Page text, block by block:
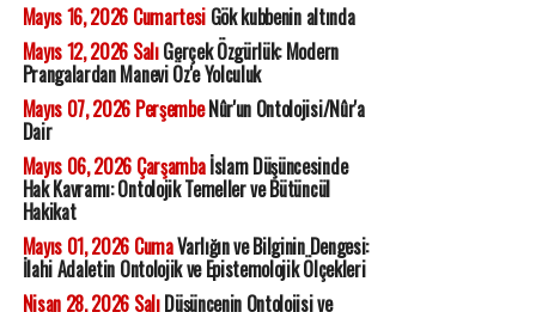
Mayıs 16, 2026 CumartesiGök kubbenin altında
Mayıs 12, 2026 SalıGerçek Özgürlük: Modern
Prangalardan Manevi Öz'e Yolculuk
Mayıs 07, 2026 PerşembeNûr'un Ontolojisi/Nûr'a
Dair
Mayıs 06, 2026 Çarşambaİslam Düşüncesinde
Hak Kavramı: Ontolojik Temeller ve Bütüncül
Hakikat
Mayıs 01, 2026 CumaVarlığın ve Bilginin Dengesi:
İlahi Adaletin Ontolojik ve Epistemolojik Ölçekleri
Nisan 28, 2026 SalıDüşüncenin Ontolojisi ve